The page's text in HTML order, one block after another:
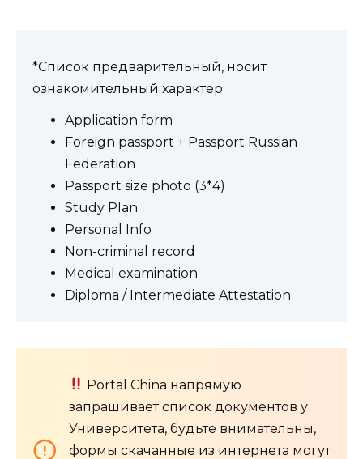
*Список предварительный, носит
ознакомительный характер
Application form
Foreign passport + Passport Russian
Federation
Passport size photo (3*4)
Study Plan
Personal Info
Non-criminal record
Medical examination
Diploma / Intermediate Attestation
Portal China напрямую
запрашивает список документов у
Университета, будьте внимательны,
формы скачанные из интернета могут